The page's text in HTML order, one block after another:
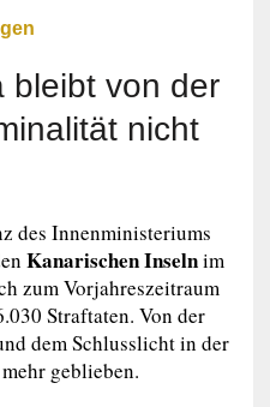
bleibt von der
nicht
des Innenministeriums
Kanarischen Inselnim
zum Vorjahreszeitraum
Straftaten. Von der
dem Schlusslicht in der
geblieben.